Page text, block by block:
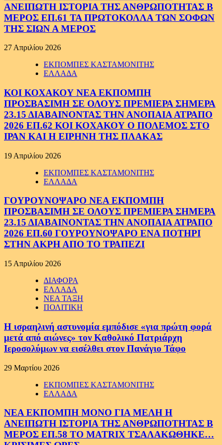
ΑΝΕΙΠΩΤΗ ΙΣΤΟΡΙΑ ΤΗΣ ΑΝΘΡΩΠΟΤΗΤΑΣ Β
ΜΕΡΟΣ ΕΠ.61 ΤΑ ΠΡΩΤΟΚΟΛΛΑ ΤΩΝ ΣΟΦΩΝ
ΤΗΣ ΣΙΩΝ Α ΜΕΡΟΣ
27 Απριλίου 2026
ΕΚΠΟΜΠΕΣ ΚΑΣΤΑΜΟΝΙΤΗΣ
ΕΛΛΑΔΑ
ΚΟΙ ΚΟΧΑΚΟΥ ΝΕΑ ΕΚΠΟΜΠΗ
ΠΡΟΣΒΑΣΙΜΗ ΣΕ ΟΛΟΥΣ ΠΡΕΜΙΕΡΑ ΣΗΜΕΡΑ
23.15 ΔΙΑΒΑΙΝΟΝΤΑΣ ΤΗΝ ΑΝΟΠΑΙΑ ΑΤΡΑΠΟ
2026 ΕΠ.62 ΚΟΙ ΚΟΧΑΚΟΥ Ο ΠΟΛΕΜΟΣ ΣΤΟ
ΙΡΑΝ ΚΑΙ Η ΕΙΡΗΝΗ ΤΗΣ ΠΛΑΚΑΣ
19 Απριλίου 2026
ΕΚΠΟΜΠΕΣ ΚΑΣΤΑΜΟΝΙΤΗΣ
ΕΛΛΑΔΑ
ΓΟΥΡΟΥΝΟΨΑΡΟ ΝΕΑ ΕΚΠΟΜΠΗ
ΠΡΟΣΒΑΣΙΜΗ ΣΕ ΟΛΟΥΣ ΠΡΕΜΙΕΡΑ ΣΗΜΕΡΑ
23.15 ΔΙΑΒΑΙΝΟΝΤΑΣ ΤΗΝ ΑΝΟΠΑΙΑ ΑΤΡΑΠΟ
2026 ΕΠ.60 ΓΟΥΡΟΥΝΟΨΑΡΟ ΕΝΑ ΠΟΤΗΡΙ
ΣΤΗΝ ΑΚΡΗ ΑΠΟ ΤΟ ΤΡΑΠΕΖΙ
15 Απριλίου 2026
ΔΙΑΦΟΡΑ
ΕΛΛΑΔΑ
ΝΕΑ ΤΑΞΗ
ΠΟΛΙΤΙΚΗ
Η ισραηλινή αστυνομία εμπόδισε «για πρώτη φορά
μετά από αιώνες» τον Καθολικό Πατριάρχη
Ιεροσολύμων να εισέλθει στον Πανάγιο Τάφο
29 Μαρτίου 2026
ΕΚΠΟΜΠΕΣ ΚΑΣΤΑΜΟΝΙΤΗΣ
ΕΛΛΑΔΑ
ΝΕΑ ΕΚΠΟΜΠΗ ΜΟΝΟ ΓΙΑ ΜΕΛΗ Η
ΑΝΕΙΠΩΤΗ ΙΣΤΟΡΙΑ ΤΗΣ ΑΝΘΡΩΠΟΤΗΤΑΣ Β
ΜΕΡΟΣ ΕΠ.58 ΤΟ MATRIX ΤΣΑΛΑΚΩΘΗΚΕ…